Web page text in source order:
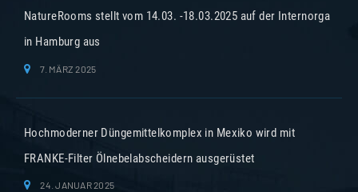
NatureRooms stellt vom 14.03. -18.03.2025 auf der Internorga
in Hamburg aus
7. MÄRZ 2025
Hochmoderner Düngemittelkomplex in Mexiko wird mit
FRANKE-Filter Ölnebelabscheidern ausgerüstet
24. JANUAR 2025